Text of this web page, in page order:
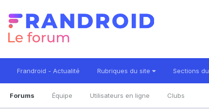
Frandroid - Actualité Rubriques du site Sections
Forums Équipe Utilisateurs en ligne Clubs